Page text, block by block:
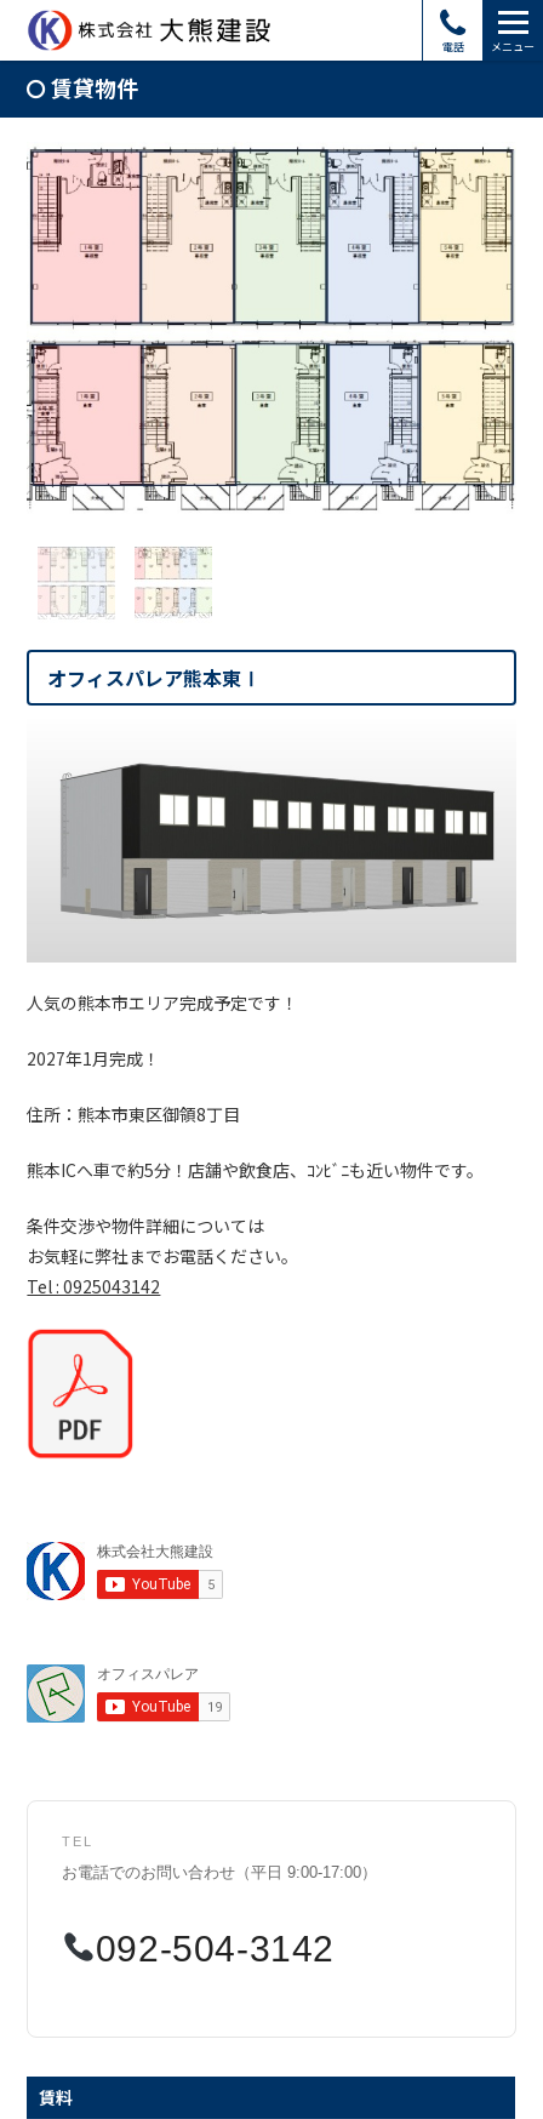
電話 メニュー
賃貸物件
オフィスパレア熊本東Ⅰ
人気の熊本市エリア完成予定です！
2027年1月完成！
住所：熊本市東区御領8丁目
熊本ICへ車で約5分！店舗や飲食店、ｺﾝﾋﾞﾆも近い物件です。
条件交渉や物件詳細については
お気軽に弊社までお電話ください。
Tel : 0925043142
TEL
お電話でのお問い合わせ（平日 9:00-17:00）
092-504-3142
賃料